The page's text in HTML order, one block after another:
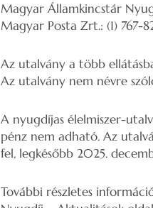
Magyar Államkincstár
Magyar Posta Zrt.: (1) 767-
Az utalvány a több
Az utalvány nem névre
A nyugdíjas élelmiszer-
pénz nem adható. Az
fel, legkésőbb 2025.
További részletes